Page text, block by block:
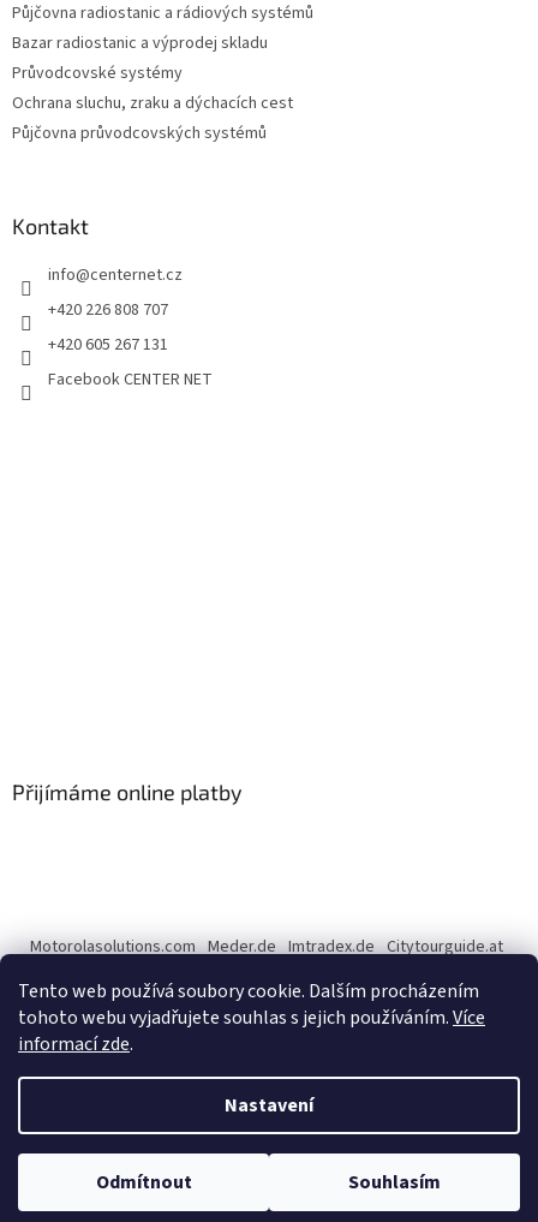
Tento web používá soubory cookie. Dalším procházením
tohoto webu vyjadřujete souhlas s jejich používáním.Více
informací zde.
Nastavení
Odmítnout Souhlasím
Půjčovna radiostanic a rádiových systémů
Bazar radiostanic a výprodej skladu
Průvodcovské systémy
Ochrana sluchu, zraku a dýchacích cest
Půjčovna průvodcovských systémů
Kontakt
info@centernet.cz
+420 226 808 707
+420 605 267 131
Facebook CENTER NET
Přijímáme online platby
Motorolasolutions.com Meder.de Imtradex.de Citytourguide.at
Copyright 2026CENTERNET.cz. Všechna práva vyhrazena.Upravit